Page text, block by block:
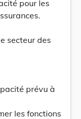
pour les
secteur des
prévu à
les fonctions